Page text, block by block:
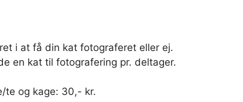
i at få din kat fotograferet eller ej.
en kat til fotografering pr. deltager.
te og kage: 30,- kr.